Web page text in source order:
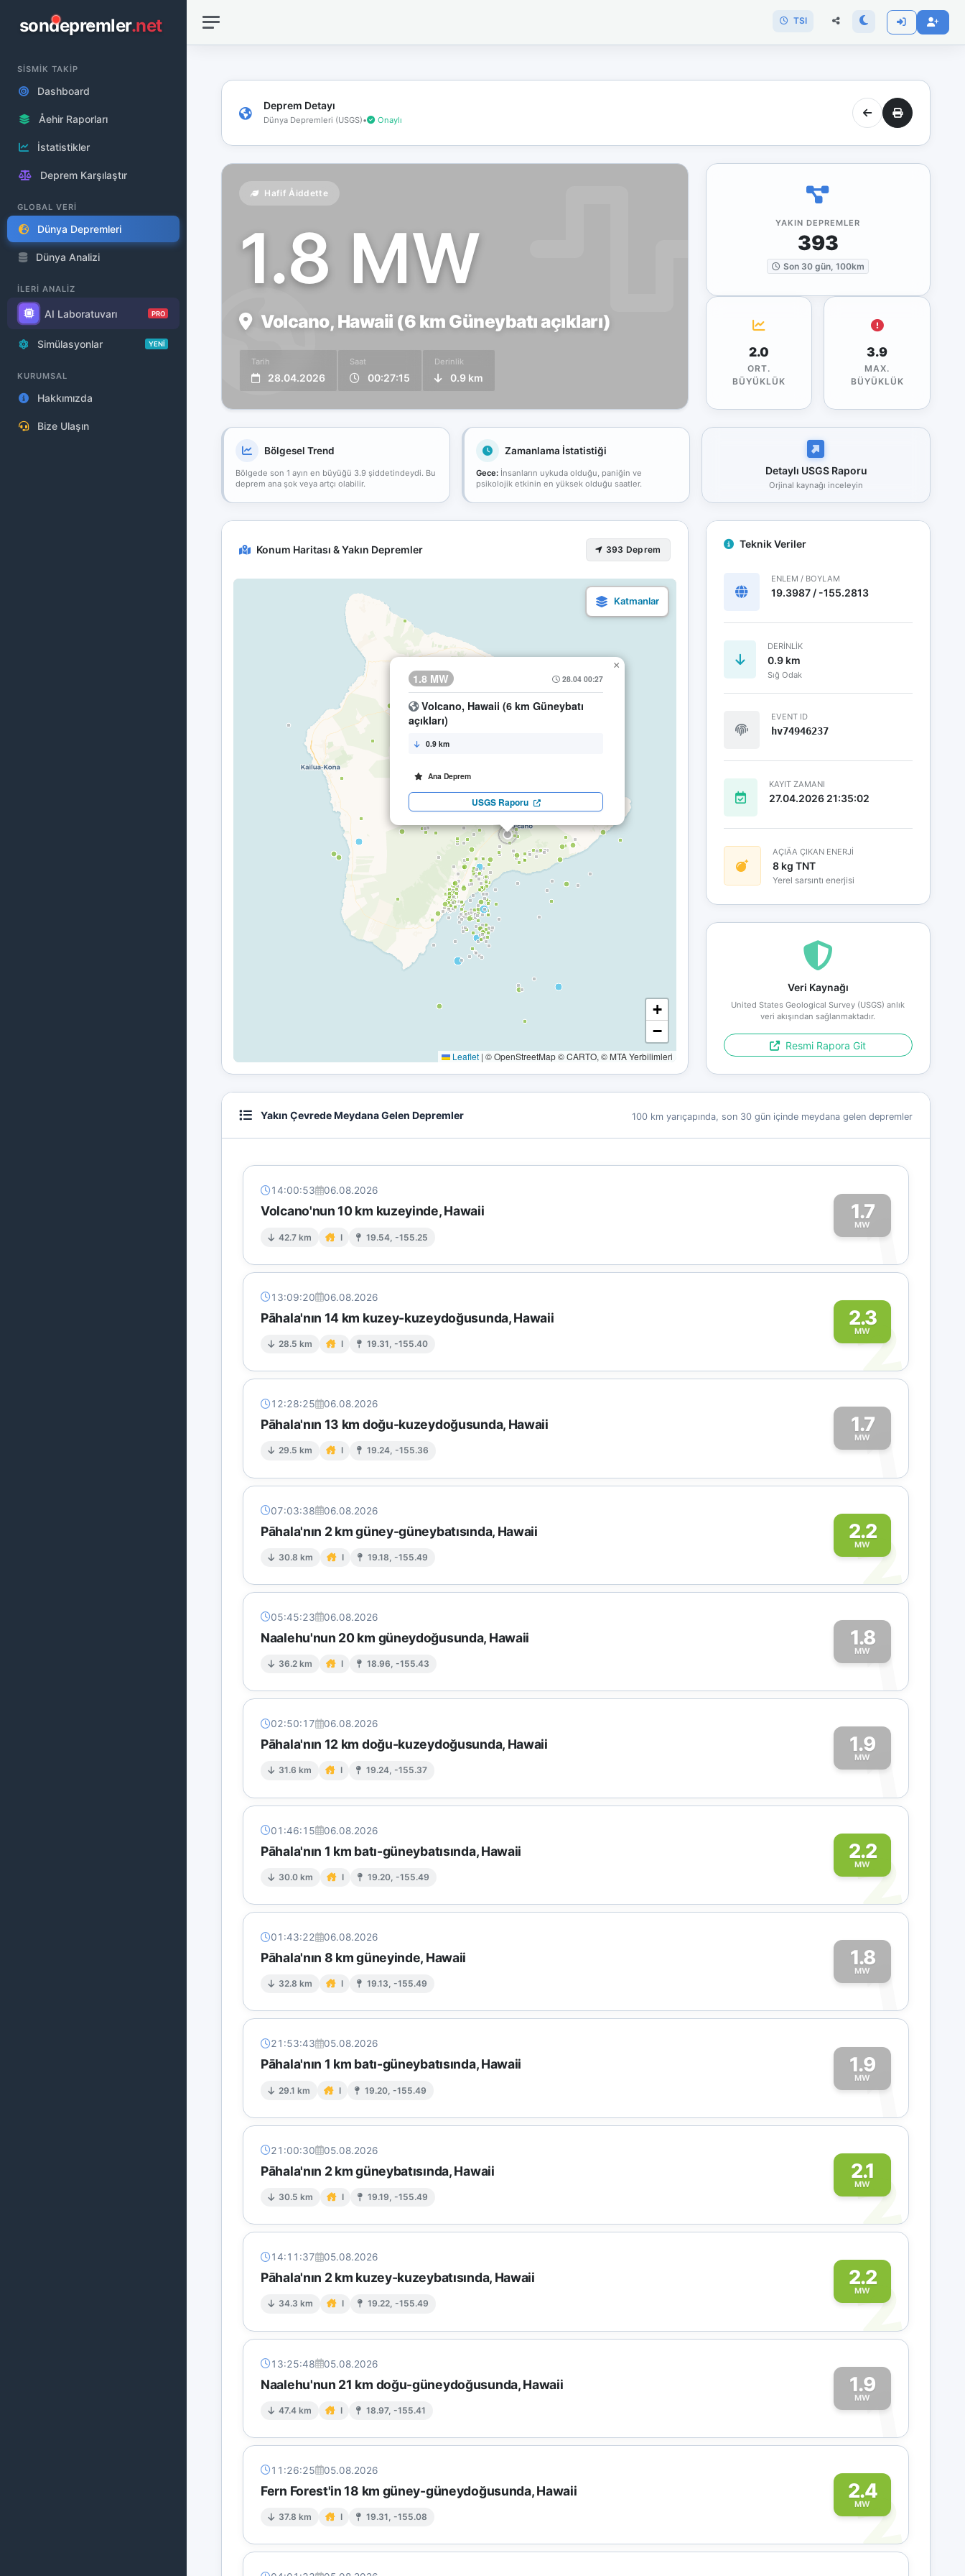
sondepremler.net
SİSMİK TAKİP
Dashboard
Åehir Raporları
İstatistikler
Deprem Karşılaştır
GLOBAL VERİ
Dünya Depremleri
Dünya Analizi
İLERİ ANALİZ
AI Laboratuvarı PRO
Simülasyonlar YENİ
KURUMSAL
Hakkımızda
Bize Ulaşın
TSI
Deprem Detayı
Dünya Depremleri (USGS)• Onaylı
Hafif Åiddette
1.8 MW
Volcano, Hawaii (6 km Güneybatı açıkları)
Tarih
28.04.2026
Saat
00:27:15
Derinlik
0.9 km
YAKIN DEPREMLER
393
Son 30 gün, 100km
2.0
ORT.
BÜYÜKLÜK
3.9
MAX.
BÜYÜKLÜK
Bölgesel Trend
Bölgede son 1 ayın en büyüğü 3.9 şiddetindeydi. Bu
deprem ana şok veya artçı olabilir.
Zamanlama İstatistiği
Gece:İnsanların uykuda olduğu, paniğin ve
psikolojik etkinin en yüksek olduğu saatler.
Detaylı USGS Raporu
Orjinal kaynağı inceleyin
Konum Haritası & Yakın Depremler 393 Deprem
1.8 MW 28.04 00:27
Volcano, Hawaii (6 km Güneybatı
açıkları)
0.9 km
Ana Deprem
USGS Raporu
×
+
−
Leaflet | © OpenStreetMap © CARTO, © MTA Yerbilimleri
Teknik Veriler
ENLEM / BOYLAM
19.3987 / -155.2813
DERINLIK
0.9 km
Sığ Odak
EVENT ID
hv74946237
KAYIT ZAMANI
27.04.2026 21:35:02
AÇIÄA ÇIKAN ENERJİ
8 kg TNT
Yerel sarsıntı enerjisi
Veri Kaynağı
United States Geological Survey (USGS) anlık
veri akışından sağlanmaktadır.
Resmi Rapora Git
Yakın Çevrede Meydana Gelen Depremler 100 km yarıçapında, son 30 gün içinde meydana gelen depremler
14:00:53 06.08.2026
Volcano'nun 10 km kuzeyinde, Hawaii
42.7 km I 19.54, -155.25
1.7
MW
1
13:09:20 06.08.2026
Pāhala'nın 14 km kuzey-kuzeydoğusunda, Hawaii
28.5 km I 19.31, -155.40
2.3
MW
2
12:28:25 06.08.2026
Pāhala'nın 13 km doğu-kuzeydoğusunda, Hawaii
29.5 km I 19.24, -155.36
1.7
MW
1
07:03:38 06.08.2026
Pāhala'nın 2 km güney-güneybatısında, Hawaii
30.8 km I 19.18, -155.49
2.2
MW
2
05:45:23 06.08.2026
Naalehu'nun 20 km güneydoğusunda, Hawaii
36.2 km I 18.96, -155.43
1.8
MW
1
02:50:17 06.08.2026
Pāhala'nın 12 km doğu-kuzeydoğusunda, Hawaii
31.6 km I 19.24, -155.37
1.9
MW
1
01:46:15 06.08.2026
Pāhala'nın 1 km batı-güneybatısında, Hawaii
30.0 km I 19.20, -155.49
2.2
MW
2
01:43:22 06.08.2026
Pāhala'nın 8 km güneyinde, Hawaii
32.8 km I 19.13, -155.49
1.8
MW
1
21:53:43 05.08.2026
Pāhala'nın 1 km batı-güneybatısında, Hawaii
29.1 km I 19.20, -155.49
1.9
MW
1
21:00:30 05.08.2026
Pāhala'nın 2 km güneybatısında, Hawaii
30.5 km I 19.19, -155.49
2.1
MW
2
14:11:37 05.08.2026
Pāhala'nın 2 km kuzey-kuzeybatısında, Hawaii
34.3 km I 19.22, -155.49
2.2
MW
2
13:25:48 05.08.2026
Naalehu'nun 21 km doğu-güneydoğusunda, Hawaii
47.4 km I 18.97, -155.41
1.9
MW
1
11:26:25 05.08.2026
Fern Forest'in 18 km güney-güneydoğusunda, Hawaii
37.8 km I 19.31, -155.08
2.4
MW
2
bağlantınız